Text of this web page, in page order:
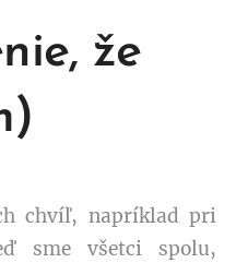
že
chvíľ, napríklad pri
sme všetci spolu,